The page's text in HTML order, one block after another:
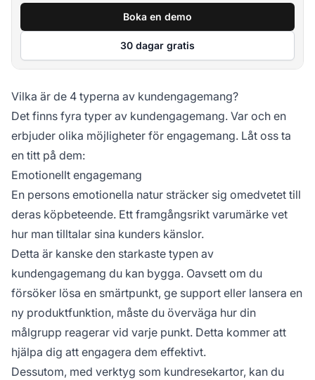
Boka en demo
30 dagar gratis
Vilka är de 4 typerna av kundengagemang?
Det finns fyra typer av kundengagemang. Var och en
erbjuder olika möjligheter för engagemang. Låt oss ta
en titt på dem:
Emotionellt engagemang
En persons emotionella natur sträcker sig omedvetet till
deras köpbeteende. Ett framgångsrikt varumärke vet
hur man tilltalar sina kunders känslor.
Detta är kanske den starkaste typen av
kundengagemang du kan bygga. Oavsett om du
försöker lösa en smärtpunkt, ge support eller lansera en
ny produktfunktion, måste du överväga hur din
målgrupp reagerar vid varje punkt. Detta kommer att
hjälpa dig att engagera dem effektivt.
Dessutom, med verktyg som kundresekartor, kan du